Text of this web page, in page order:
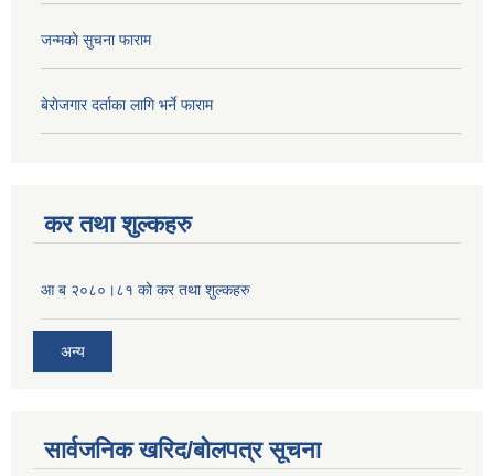
जन्मकाे सुचना फाराम
बेराेजगार दर्ताका लागि भर्ने फाराम
कर तथा शुल्कहरु
आ ब २०८०।८१ को कर तथा शुल्कहरु
अन्य
सार्वजनिक खरिद/बोलपत्र सूचना